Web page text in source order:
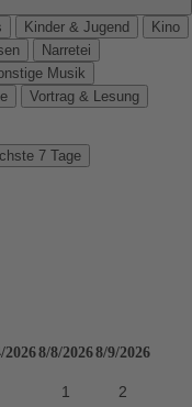
Kinder & Jugend
Kino
Narretei
Musik
Vortrag & Lesung
7 Tage